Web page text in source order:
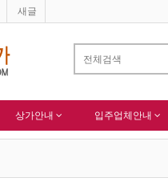
새글
) 회원님 가입을 축하드립니다 !
상가안내 입주업체안내